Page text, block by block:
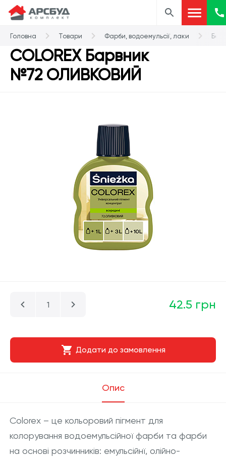
Головна Товари Фарби, водоемульсії, лаки
COLOREX Барвник
№72 ОЛИВКОВИЙ
42.5 грн
Додати до замовлення
Опис
Colorex – це кольоровий пігмент для
колорування водоемульсійної фарби та фарби
на основі розчинників: емульсійнї, олійно-